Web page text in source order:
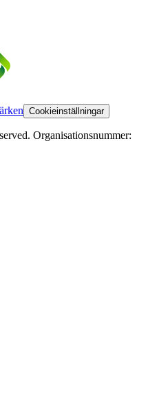
Cookieinställningar
Organisationsnummer: